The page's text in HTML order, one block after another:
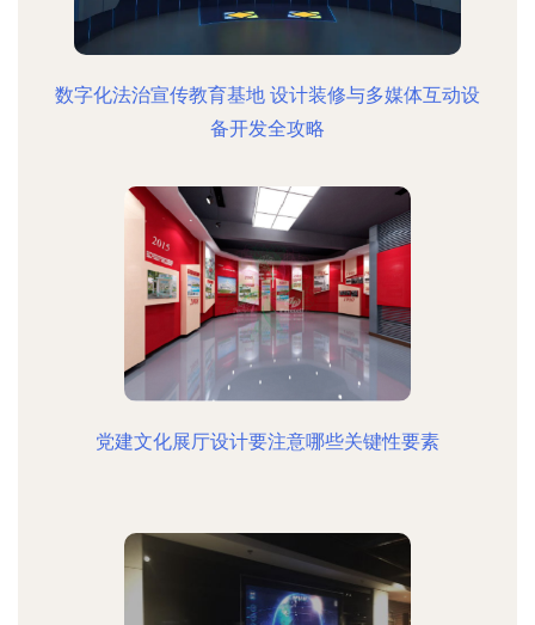
数字化法治宣传教育基地 设计装修与多媒体互动设
备开发全攻略
党建文化展厅设计要注意哪些关键性要素